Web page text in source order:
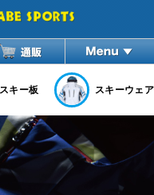
スキー板 スキーウェア